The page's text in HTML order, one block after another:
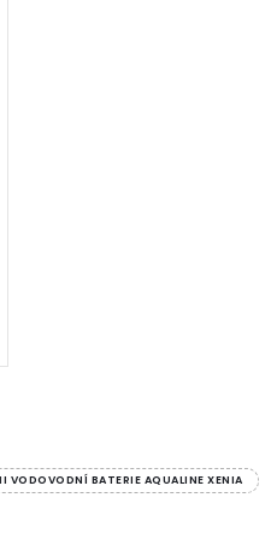
VODOVODNÍ BATERIE AQUALINE XENIA